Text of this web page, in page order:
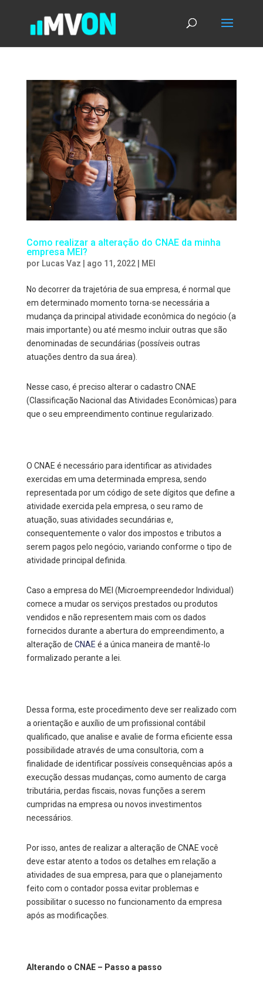
Como realizar a alteração do CNAE da minha
empresa MEI?
por Lucas Vaz ago 11, 2022| MEI
No decorrer da trajetória de sua empresa, é normal que
em determinado momento torna-se necessária a
mudança da principal atividade econômica do negócio (a
mais importante) ou até mesmo incluir outras que são
denominadas de secundárias (possíveis outras
atuações dentro da sua área).
Nesse caso, é preciso alterar o cadastro CNAE
(Classificação Nacional das Atividades Econômicas) para
que o seu empreendimento continue regularizado.
O CNAE é necessário para identificar as atividades
exercidas em uma determinada empresa, sendo
representada por um código de sete dígitos que define a
atividade exercida pela empresa, o seu ramo de
atuação, suas atividades secundárias e,
consequentemente o valor dos impostos e tributos a
serem pagos pelo negócio, variando conforme o tipo de
atividade principal definida.
Caso a empresa do MEI (Microempreendedor Individual)
comece a mudar os serviços prestados ou produtos
vendidos e não representem mais com os dados
fornecidos durante a abertura do empreendimento, a
alteração de CNAE é a única maneira de mantê-lo
formalizado perante a lei.
Dessa forma, este procedimento deve ser realizado com
a orientação e auxílio de um profissional contábil
qualificado, que analise e avalie de forma eficiente essa
possibilidade através de uma consultoria, com a
finalidade de identificar possíveis consequências após a
execução dessas mudanças, como aumento de carga
tributária, perdas fiscais, novas funções a serem
cumpridas na empresa ou novos investimentos
necessários.
Por isso, antes de realizar a alteração de CNAE você
deve estar atento a todos os detalhes em relação a
atividades de sua empresa, para que o planejamento
feito com o contador possa evitar problemas e
possibilitar o sucesso no funcionamento da empresa
após as modificações.
Alterando o CNAE – Passo a passo